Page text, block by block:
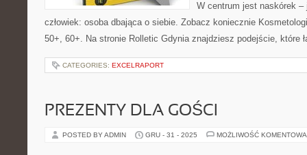
W centrum jest naskórek
człowiek: osoba dbająca o siebie. Zobacz koniecznie
50+, 60+. Na stronie Rolletic Gdynia znajdziesz podejście, które
CATEGORIES: EXCELRAPORT
PREZENTY DLA GOŚCI
POSTED BY ADMIN GRU - 31 - 2025 MOŻLIWOŚĆ